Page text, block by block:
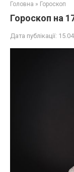
Головна » Гороскоп
Гороскоп на
Дата публікації: